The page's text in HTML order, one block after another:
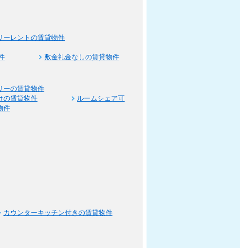
ーレントの賃貸物件
敷金礼金なしの賃貸物件
ーの賃貸物件
の賃貸物件
ルームシェア可
件
カウンターキッチン付きの賃貸物件